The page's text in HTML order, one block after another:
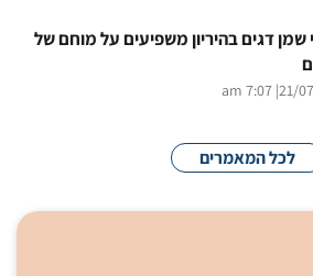
שמן דגים בהיריון משפיעים על מוחם של
21/
| 7:07 am
לכל המאמרים